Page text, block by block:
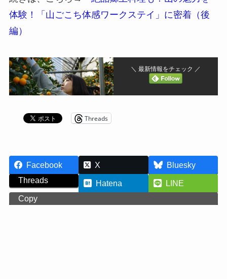
体験！「山ごこち体感ワークステイ」に密着（後
編）
＼ 最新情報をチェック ／
Threads
Facebook X
Bluesky
Threads
Hatena
LINE
Copy